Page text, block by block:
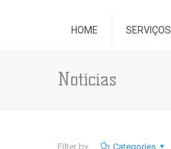
HOME SERVIÇOS
Notícias
Filter by Categories